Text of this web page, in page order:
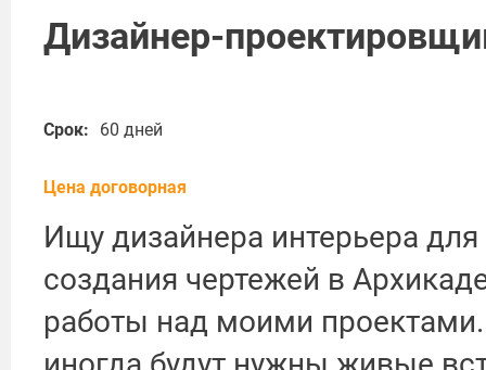
Дизайнер-
Срок: 60 дней
Цена договорная
Ищу дизайнера интерьера
создания чертежей в
работы над моими